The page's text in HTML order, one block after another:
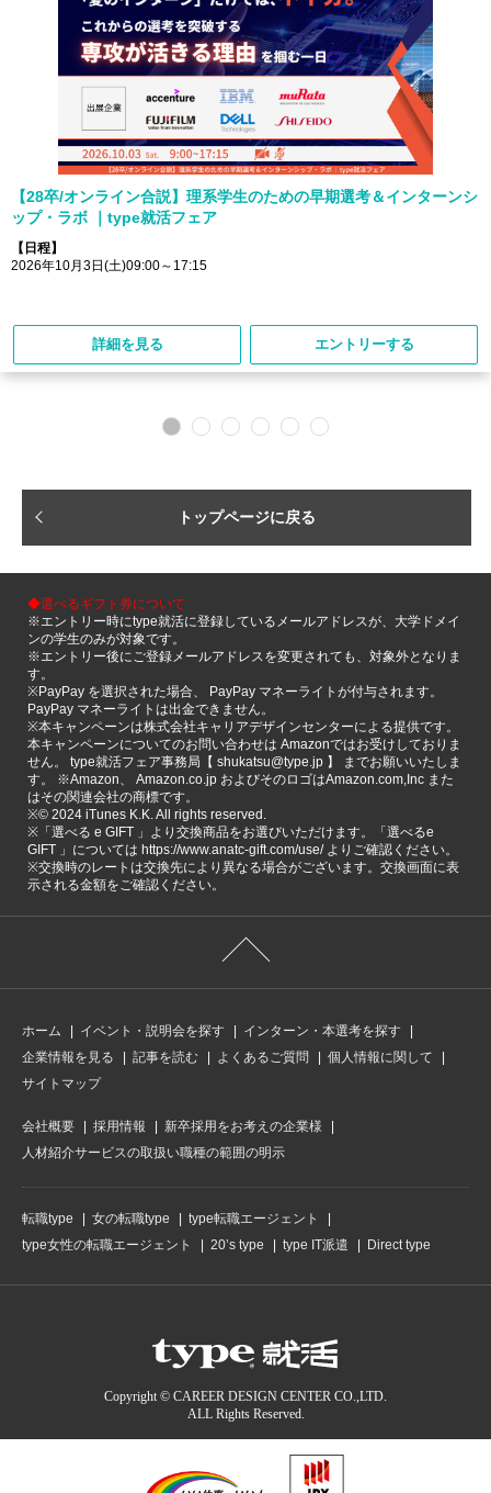
【28卒/オンライン合説】理系学生のための早期選考＆インターンシ
ップ・ラボ ｜type就活フェア
【日程】
2026年10月3日(土)09:00～17:15
詳細を見る エントリーする
トップページに戻る
◆選べるギフト券について
※エントリー時にtype就活に登録しているメールアドレスが、大学ドメイ
ンの学生のみが対象です。
※エントリー後にご登録メールアドレスを変更されても、対象外となりま
す。
※PayPay を選択された場合、 PayPay マネーライトが付与されます。
PayPay マネーライトは出金できません。
※本キャンペーンは株式会社キャリアデザインセンターによる提供です。
本キャンペーンについてのお問い合わせは Amazonではお受けしておりま
せん。 type就活フェア事務局【 shukatsu@type.jp 】 までお願いいたしま
す。 ※Amazon、 Amazon.co.jp およびそのロゴはAmazon.com,Inc また
はその関連会社の商標です。
※©️ 2024 iTunes K.K. All rights reserved.
※「選べる e GIFT 」より交換商品をお選びいただけます。「選べるe
GIFT 」については https://www.anatc-gift.com/use/ よりご確認ください。
※交換時のレートは交換先により異なる場合がございます。交換画面に表
示される金額をご確認ください。
ホーム イベント・説明会を探す
インターン・本選考を探す
企業情報を見る
記事を読む よくあるご質問
個人情報に関して
サイトマップ
会社概要 採用情報
新卒採用をお考えの企業様
人材紹介サービスの取扱い職種の範囲の明示
転職type 女の転職type
type転職エージェント
type女性の転職エージェント
20’s type type IT派遣 Direct type
Copyright © CAREER DESIGN CENTER CO.,LTD.
ALL Rights Reserved.